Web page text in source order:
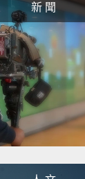
新 聞